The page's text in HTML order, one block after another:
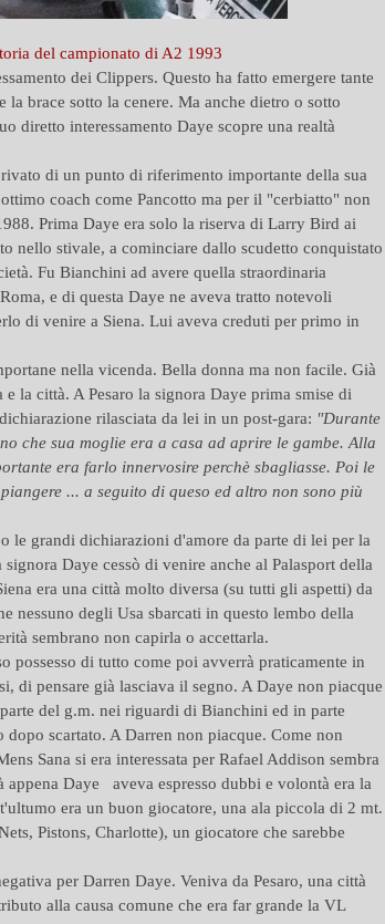
del campionato di A2 1993
dei Clippers. Questo ha fatto emergere tante
la brace sotto la cenere. Ma anche dietro o sotto
diretto interessamento Daye scopre una realtà
di un punto di riferimento importante della sua
coach come Pancotto ma per il "cerbiatto" non
Prima Daye era solo la riserva di Larry Bird ai
nello stivale, a cominciare dallo scudetto conquistato
Fu Bianchini ad avere quella straordinaria
e di questa Daye ne aveva tratto notevoli
di venire a Siena. Lui aveva creduti per primo in
nella vicenda. Bella donna ma non facile. Già
la città. A Pesaro la signora Daye prima smise di
rilasciata da lei in un post-gara: "Durante
che sua moglie era a casa ad aprire le gambe. Alla
era farlo innervosire perchè sbagliasse. Poi le
... a seguito di queso ed altro non sono più
le grandi dichiarazioni d'amore da parte di lei per la
Daye cessò di venire anche al Palasport della
era una città molto diversa (su tutti gli aspetti) da
nessuno degli Usa sbarcati in questo lembo della
sembrano non capirla o accettarla.
possesso di tutto come poi avverrà praticamente in
di pensare già lasciava il segno. A Daye non piacque
del g.m. nei riguardi di Bianchini ed in parte
scartato. A Darren non piacque. Come non
Sana si era interessata per Rafael Addison sembra
Daye aveva espresso dubbi e volontà era la
era un buon giocatore, una ala piccola di 2 mt.
Pistons, Charlotte), un giocatore che sarebbe
per Darren Daye. Veniva da Pesaro, una città
alla causa comune che era far grande la VL